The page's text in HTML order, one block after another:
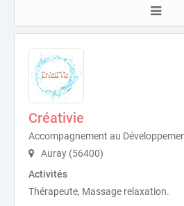
Créativie
Accompagnement au
Auray (56400)
Activités
Thérapeute, Massage relaxation.